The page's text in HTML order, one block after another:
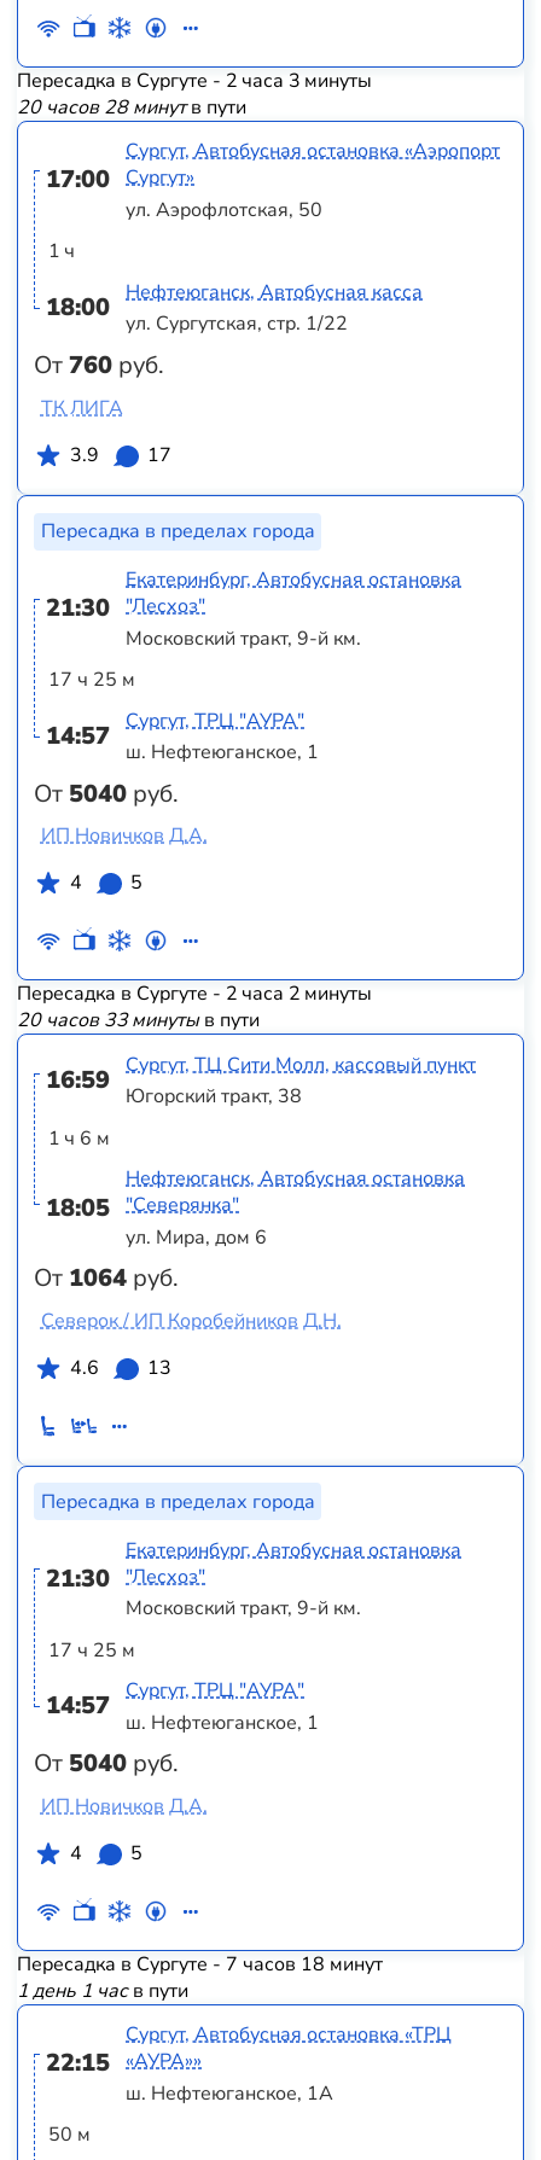
Пересадка в Сургуте - 2 часа 3 минуты
20 часов 28 минутв пути
17:00
1 ч
18:00
От760 руб.
Сургут, Автобусная остановка «Аэропорт
Сургут»
ул. Аэрофлотская, 50
Нефтеюганск, Автобусная касса
ул. Сургутская, стр. 1/22
ТК ЛИГА
3.9
17
Пересадка в пределах города
21:30
17 ч 25 м
14:57
От 5040 руб.
Екатеринбург, Автобусная остановка
"Лесхоз"
Московский тракт, 9-й км.
Сургут, ТРЦ "АУРА"
ш. Нефтеюганское, 1
ИП Новичков Д.А.
4
5
Пересадка в Сургуте - 2 часа 2 минуты
20 часов 33 минутыв пути
16:59
1 ч 6 м
18:05
От 1064 руб.
Сургут, ТЦ Сити Молл, кассовый пункт
Югорский тракт, 38
Нефтеюганск, Автобусная остановка
"Северянка"
ул. Мира, дом 6
Северок / ИП Коробейников Д.Н.
4.6
13
Пересадка в пределах города
21:30
17 ч 25 м
14:57
От 5040 руб.
Екатеринбург, Автобусная остановка
"Лесхоз"
Московский тракт, 9-й км.
Сургут, ТРЦ "АУРА"
ш. Нефтеюганское, 1
ИП Новичков Д.А.
4
5
Пересадка в Сургуте - 7 часов 18 минут
1 день 1 часв пути
22:15
50 м
Сургут, Автобусная остановка «ТРЦ
«АУРА»»
ш. Нефтеюганское, 1А